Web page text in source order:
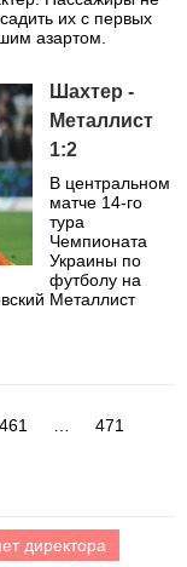
их с первых
азартом.
Шахтер -
Металлист
1:2
В центральном
матче 14-го
тура
Чемпионата
Украины по
футболу на
Металлист
461
471
директора